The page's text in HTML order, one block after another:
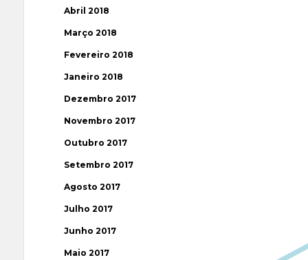
Abril 2018
Março 2018
Fevereiro 2018
Janeiro 2018
Dezembro 2017
Novembro 2017
Outubro 2017
Setembro 2017
Agosto 2017
Julho 2017
Junho 2017
Maio 2017